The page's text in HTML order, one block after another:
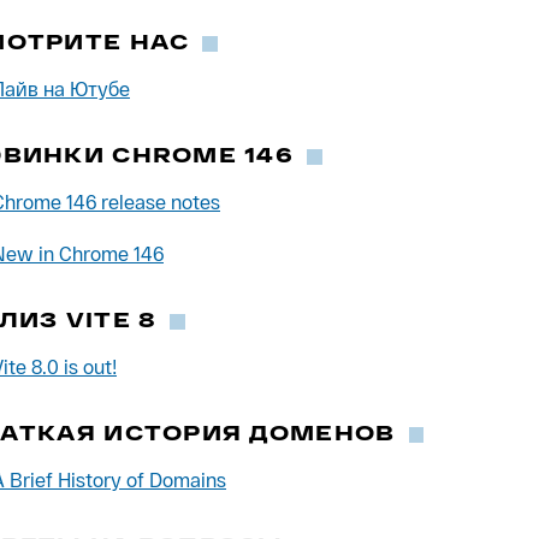
НАС
на Ютубе
CHROME 146
146 release notes
in Chrome 146
VITE 8
8.0 is out!
ИСТОРИЯ ДОМЕНОВ
Brief History of Domains